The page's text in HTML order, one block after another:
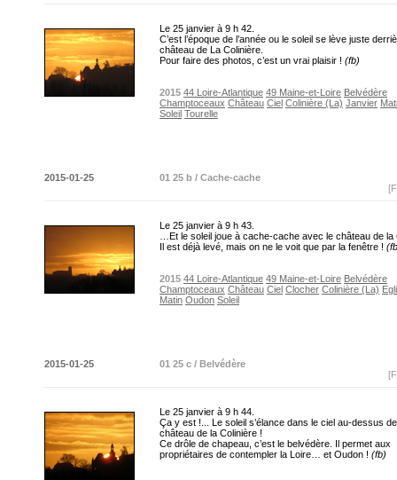
Le 25 janvier à 9 h 42.
C’est l’époque de l’année ou le soleil se lève juste
château de La Colinière.
Pour faire des photos, c’est un vrai plaisir ! (fb)
2015 44 Loire-Atlantique 49 Maine-et-Loire Belvédère
Champtoceaux Château Ciel Colinière (La) Janvier
Soleil Tourelle
2015-01-25
01 25 b / Cache-cache
Le 25 janvier à 9 h 43.
…Et le soleil joue à cache-cache avec le château de
Il est déjà levé, mais on ne le voit que par la fenêtre !
2015 44 Loire-Atlantique 49 Maine-et-Loire Belvédère
Champtoceaux Château Ciel Clocher Colinière (La)
Matin Oudon Soleil
2015-01-25
01 25 c / Belvédère
Le 25 janvier à 9 h 44.
Ça y est !... Le soleil s’élance dans le ciel au-dessus
château de la Colinière !
Ce drôle de chapeau, c’est le belvédère. Il permet aux
propriétaires de contempler la Loire… et Oudon ! (fb)